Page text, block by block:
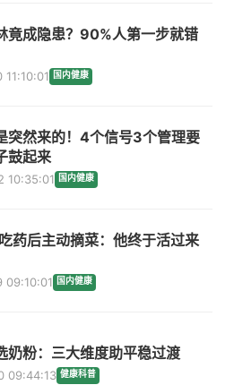
竟成隐患？90%人第一步就错
国内健康
突然来的！4个信号3个管理要
鼓起来
10:35:01 国内健康
药后主动摘菜：他终于活过来
09:10:01 国内健康
奶粉：三大维度助平稳过渡
09:44:13 健康科普